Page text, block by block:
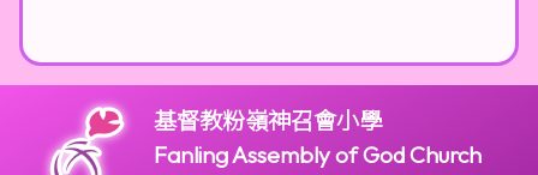
基督教粉嶺神召會小學
Fanling Assembly of God Church